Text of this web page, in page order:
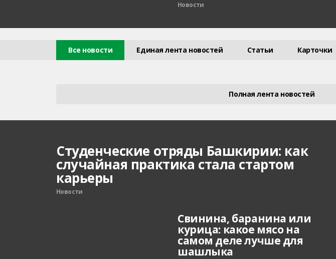
Новости
Все новости Единая лента новостей Статьи Карточки
Полная лента новостей
Студенческие отряды Башкирии: как
случайная практика стала стартом
карьеры
Новости
Свинина, баранина или
курица: какое мясо на
самом деле лучше для
шашлыка